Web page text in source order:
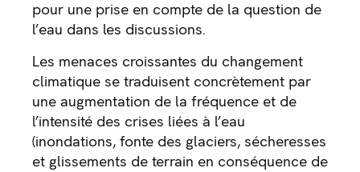
pour une prise en compte de la question de
l’eau dans les discussions.
Les menaces croissantes du changement
climatique se traduisent concrètement par
une augmentation de la fréquence et de
l’intensité des crises liées à l’eau
(inondations, fonte des glaciers, sécheresses
et glissements de terrain en conséquence de